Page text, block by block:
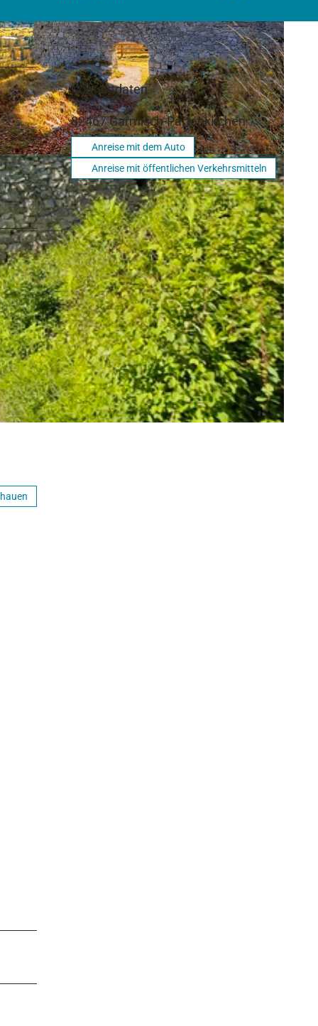
Kontaktdaten
82467Garmisch-Partenkirchen
Anreise mit dem Auto
Anreise mit öffentlichen Verkehrsmitteln